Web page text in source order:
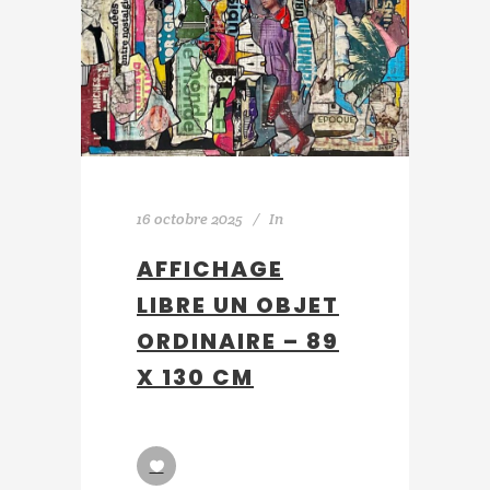
16 octobre 2025 In
AFFICHAGE
LIBRE UN OBJET
ORDINAIRE – 89
X 130 CM